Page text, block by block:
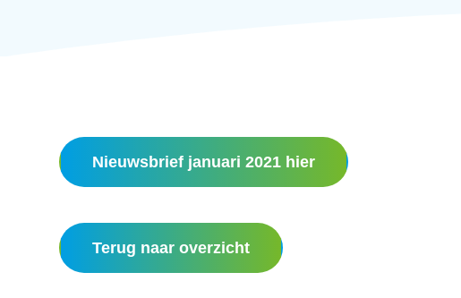
Nieuwsbrief januari 2021 hier
Terug naar overzicht